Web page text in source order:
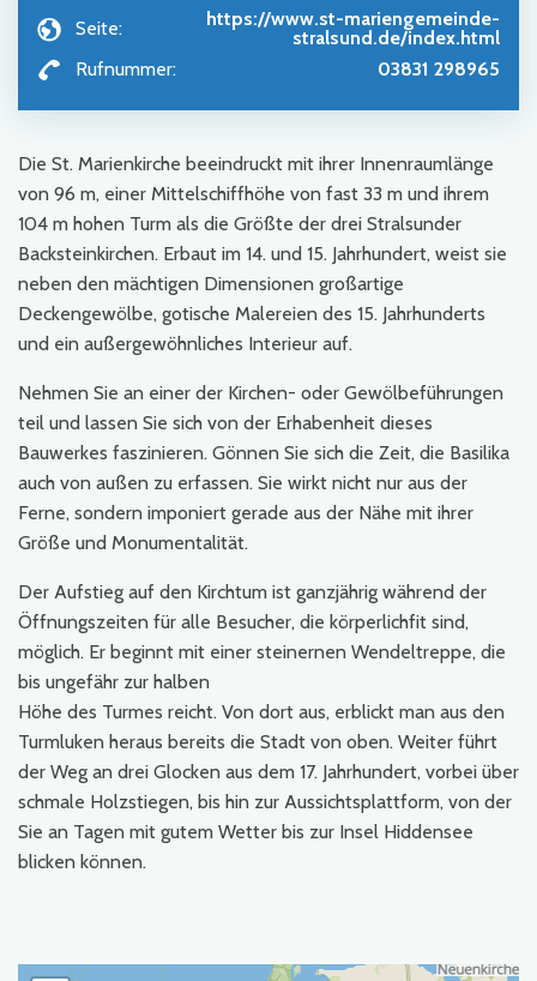
Seite:
https://www.st-mariengemeinde-
stralsund.de/index.html
Rufnummer:
03831 298965
Die St. Marienkirche beeindruckt mit ihrer Innenraumlänge
von 96 m, einer Mittelschiffhöhe von fast 33 m und ihrem
104 m hohen Turm als die Größte der drei Stralsunder
Backsteinkirchen. Erbaut im 14. und 15. Jahrhundert, weist sie
neben den mächtigen Dimensionen großartige
Deckengewölbe, gotische Malereien des 15. Jahrhunderts
und ein außergewöhnliches Interieur auf.
Nehmen Sie an einer der Kirchen- oder Gewölbeführungen
teil und lassen Sie sich von der Erhabenheit dieses
Bauwerkes faszinieren. Gönnen Sie sich die Zeit, die Basilika
auch von außen zu erfassen. Sie wirkt nicht nur aus der
Ferne, sondern imponiert gerade aus der Nähe mit ihrer
Größe und Monumentalität.
Der Aufstieg auf den Kirchtum ist ganzjährig während der
Öffnungszeiten für alle Besucher, die körperlichfit sind,
möglich. Er beginnt mit einer steinernen Wendeltreppe, die
bis ungefähr zur halben
Höhe des Turmes reicht. Von dort aus, erblickt man aus den
Turmluken heraus bereits die Stadt von oben. Weiter führt
der Weg an drei Glocken aus dem 17. Jahrhundert, vorbei über
schmale Holzstiegen, bis hin zur Aussichtsplattform, von der
Sie an Tagen mit gutem Wetter bis zur Insel Hiddensee
blicken können.